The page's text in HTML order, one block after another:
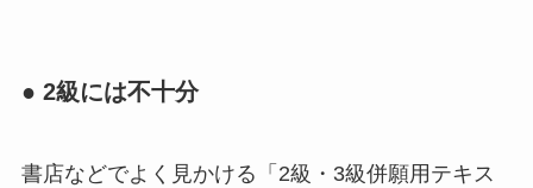
● 2級には不十分
書店などでよく見かける「2級・3級併願用テキス